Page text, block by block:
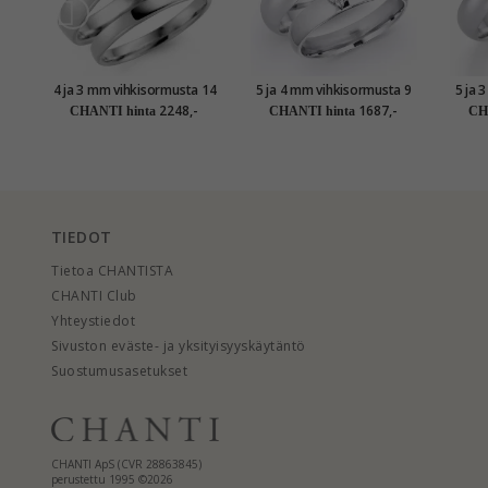
4 ja 3 mm vihkisormusta 14
karaatin valkokultaa - setit
CHANTI hinta 2248,-
5 ja 4 mm vihkisormusta 9
karaatin valkokultaa 0,03 ct
CHANTI hinta 1687,-
5 ja
TIEDOT
Tietoa CHANTISTA
CHANTI Club
Yhteystiedot
Sivuston eväste- ja yksityisyyskäytäntö
Suostumusasetukset
CHANTI ApS (CVR 28863845)
perustettu 1995 ©2026